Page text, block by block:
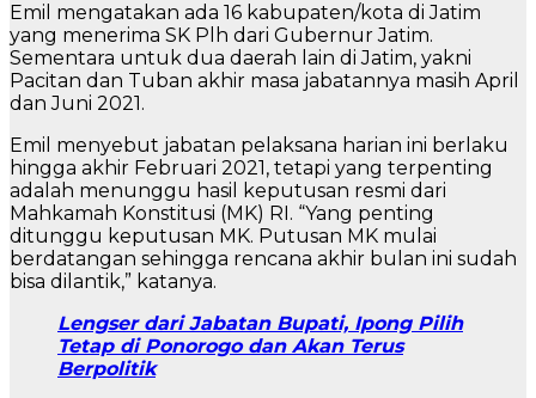
Emil mengatakan ada 16 kabupaten/kota di Jatim
yang menerima SK Plh dari Gubernur Jatim.
Sementara untuk dua daerah lain di Jatim, yakni
Pacitan dan Tuban akhir masa jabatannya masih April
dan Juni 2021.
Emil menyebut jabatan pelaksana harian ini berlaku
hingga akhir Februari 2021, tetapi yang terpenting
adalah menunggu hasil keputusan resmi dari
Mahkamah Konstitusi (MK) RI. “Yang penting
ditunggu keputusan MK. Putusan MK mulai
berdatangan sehingga rencana akhir bulan ini sudah
bisa dilantik,” katanya.
Lengser dari Jabatan Bupati, Ipong Pilih
Tetap di Ponorogo dan Akan Terus
Berpolitik